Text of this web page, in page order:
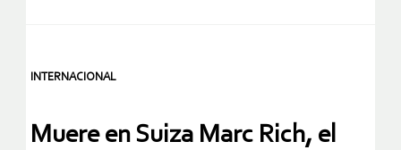
INTERNACIONAL
Muere en Suiza Marc Rich, el